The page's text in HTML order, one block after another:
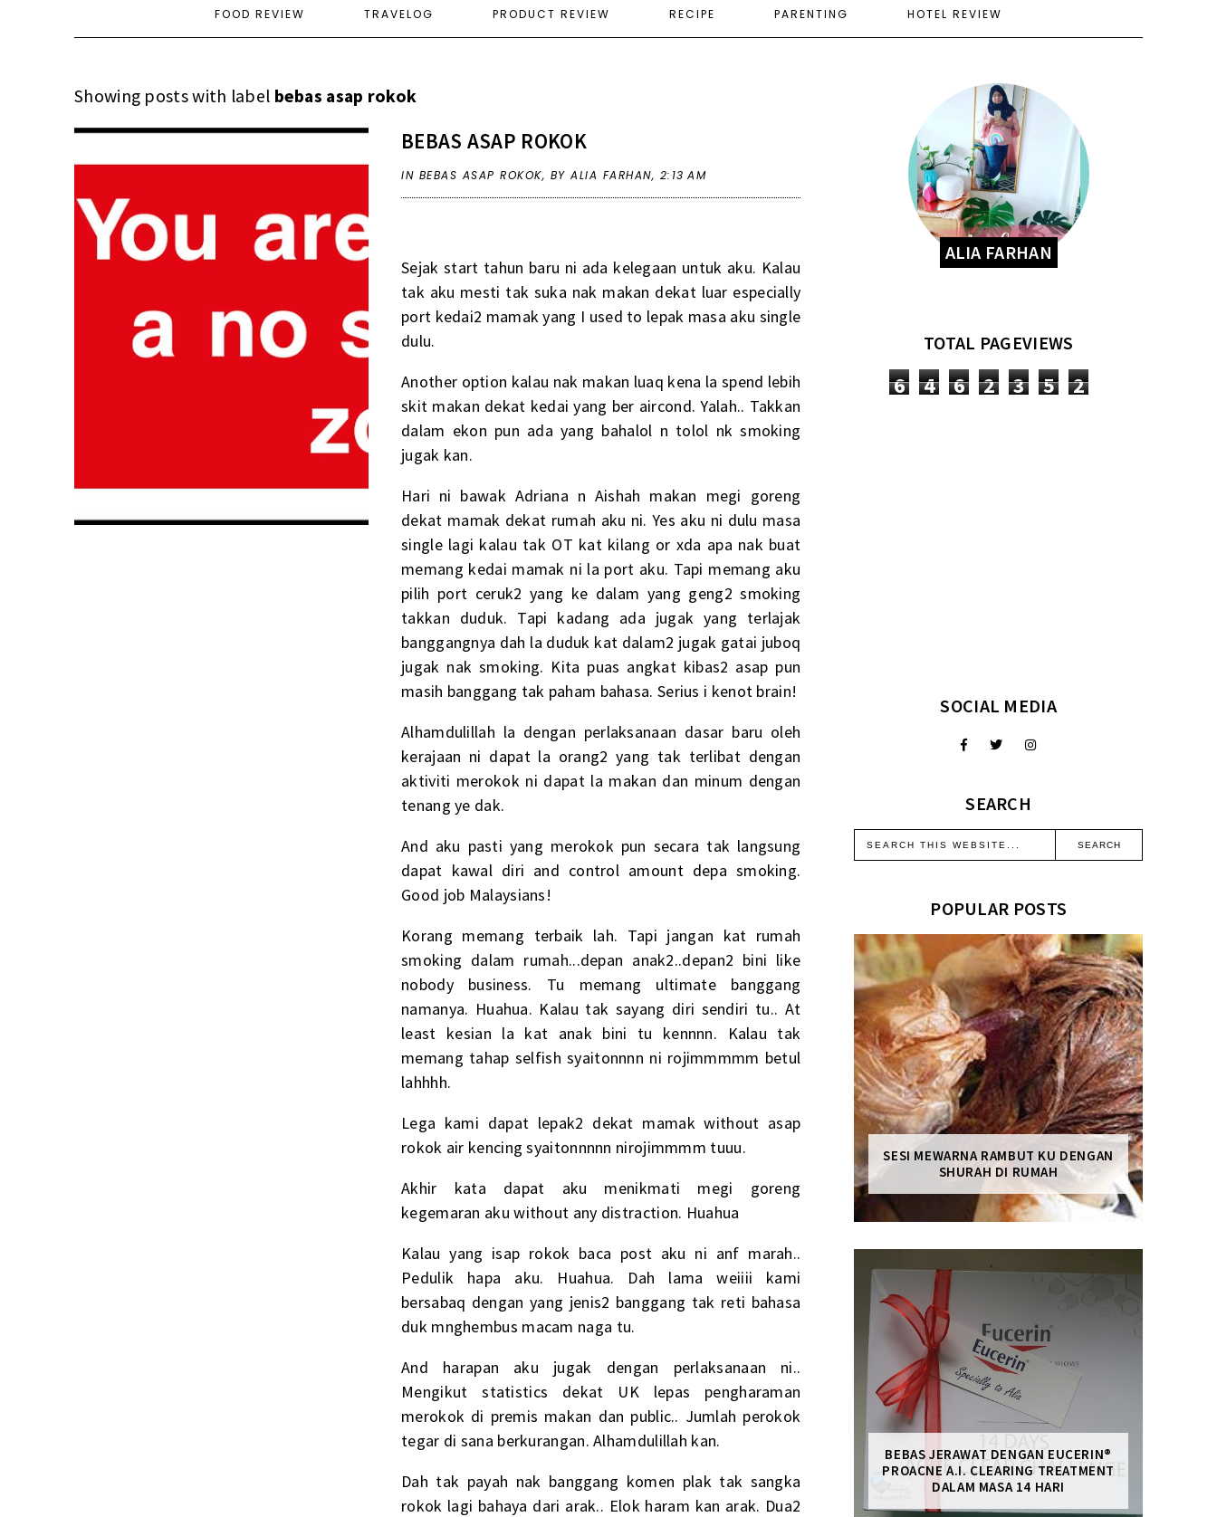
FOOD REVIEW TRAVELOG PRODUCT REVIEW RECIPE PARENTING HOTEL REVIEW
Showing posts with label bebas asap rokok
BEBAS ASAP ROKOK
IN BEBAS ASAP ROKOK, BY ALIA FARHAN, 2:13 AM
Sejak start tahun baru ni ada kelegaan untuk aku. Kalau
tak aku mesti tak suka nak makan dekat luar especially
port kedai2 mamak yang I used to lepak masa aku single
dulu.
Another option kalau nak makan luaq kena la spend lebih
skit makan dekat kedai yang ber aircond. Yalah.. Takkan
dalam ekon pun ada yang bahalol n tolol nk smoking
jugak kan.
Hari ni bawak Adriana n Aishah makan megi goreng
dekat mamak dekat rumah aku ni. Yes aku ni dulu masa
single lagi kalau tak OT kat kilang or xda apa nak buat
memang kedai mamak ni la port aku. Tapi memang aku
pilih port ceruk2 yang ke dalam yang geng2 smoking
takkan duduk. Tapi kadang ada jugak yang terlajak
banggangnya dah la duduk kat dalam2 jugak gatai juboq
jugak nak smoking. Kita puas angkat kibas2 asap pun
masih banggang tak paham bahasa. Serius i kenot brain!
Alhamdulillah la dengan perlaksanaan dasar baru oleh
kerajaan ni dapat la orang2 yang tak terlibat dengan
aktiviti merokok ni dapat la makan dan minum dengan
tenang ye dak.
And aku pasti yang merokok pun secara tak langsung
dapat kawal diri and control amount depa smoking.
Good job Malaysians!
Korang memang terbaik lah. Tapi jangan kat rumah
smoking dalam rumah...depan anak2..depan2 bini like
nobody business. Tu memang ultimate banggang
namanya. Huahua. Kalau tak sayang diri sendiri tu.. At
least kesian la kat anak bini tu kennnn. Kalau tak
memang tahap selfish syaitonnnn ni rojimmmmm betul
lahhhh.
Lega kami dapat lepak2 dekat mamak without asap
rokok air kencing syaitonnnnn nirojimmmm tuuu.
Akhir kata dapat aku menikmati megi goreng
kegemaran aku without any distraction. Huahua
Kalau yang isap rokok baca post aku ni anf marah..
Pedulik hapa aku. Huahua. Dah lama weiiii kami
bersabaq dengan yang jenis2 banggang tak reti bahasa
duk mnghembus macam naga tu.
And harapan aku jugak dengan perlaksanaan ni..
Mengikut statistics dekat UK lepas pengharaman
merokok di premis makan dan public.. Jumlah perokok
tegar di sana berkurangan. Alhamdulillah kan.
Dah tak payah nak banggang komen plak tak sangka
rokok lagi bahaya dari arak.. Elok haram kan arak. Dua2
ALIA FARHAN
TOTAL PAGEVIEWS
6 4 6 2 3 5 2
SOCIAL MEDIA
SEARCH
POPULAR POSTS
SESI MEWARNA RAMBUT KU DENGAN
SHURAH DI RUMAH
BEBAS JERAWAT DENGAN EUCERIN®
PROACNE A.I. CLEARING TREATMENT
DALAM MASA 14 HARI